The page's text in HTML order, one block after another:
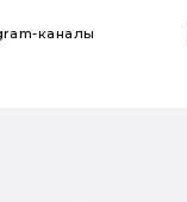
каналы